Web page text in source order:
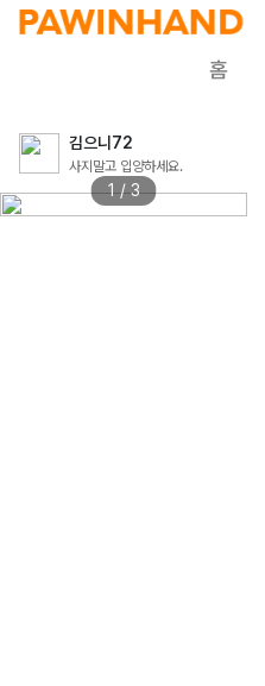
홈
김으니72
사지말고 입양하세요.
1 / 3